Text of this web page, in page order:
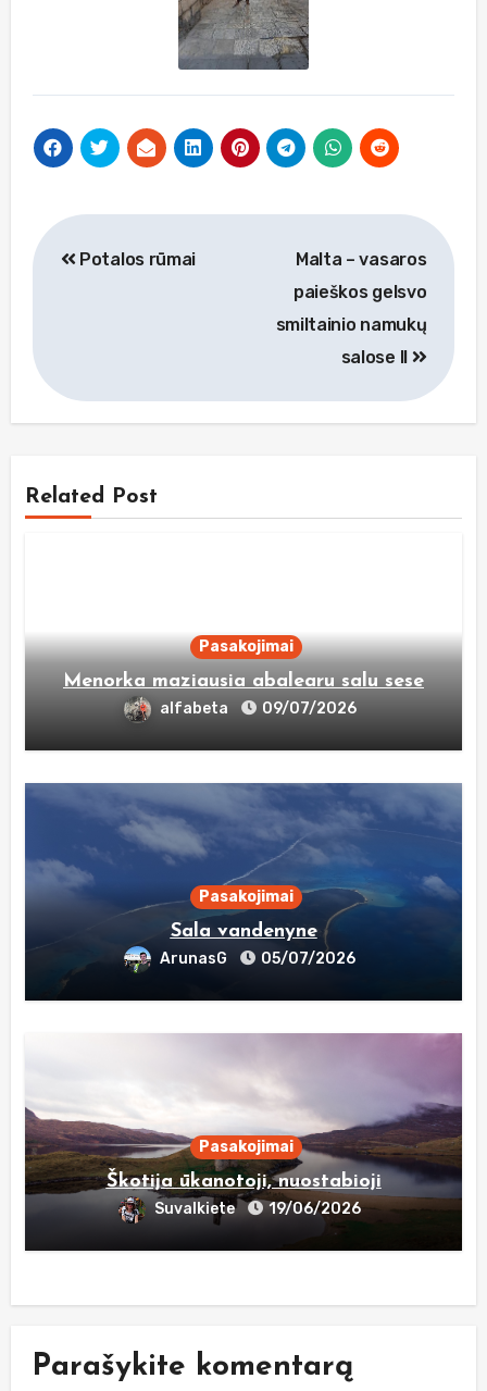
Navigacija
Potalos rūmai
Malta – vasaros
paieškos gelsvo
smiltainio namukų
salose II
Related Post
Pasakojimai
Menorka maziausia abalearu salu sese
alfabeta 09/07/2026
Pasakojimai
Sala vandenyne
ArunasG 05/07/2026
Pasakojimai
Škotija ūkanotoji, nuostabioji
Suvalkiete 19/06/2026
Parašykite komentarą